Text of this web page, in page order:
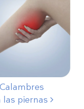
Calambres
las piernas